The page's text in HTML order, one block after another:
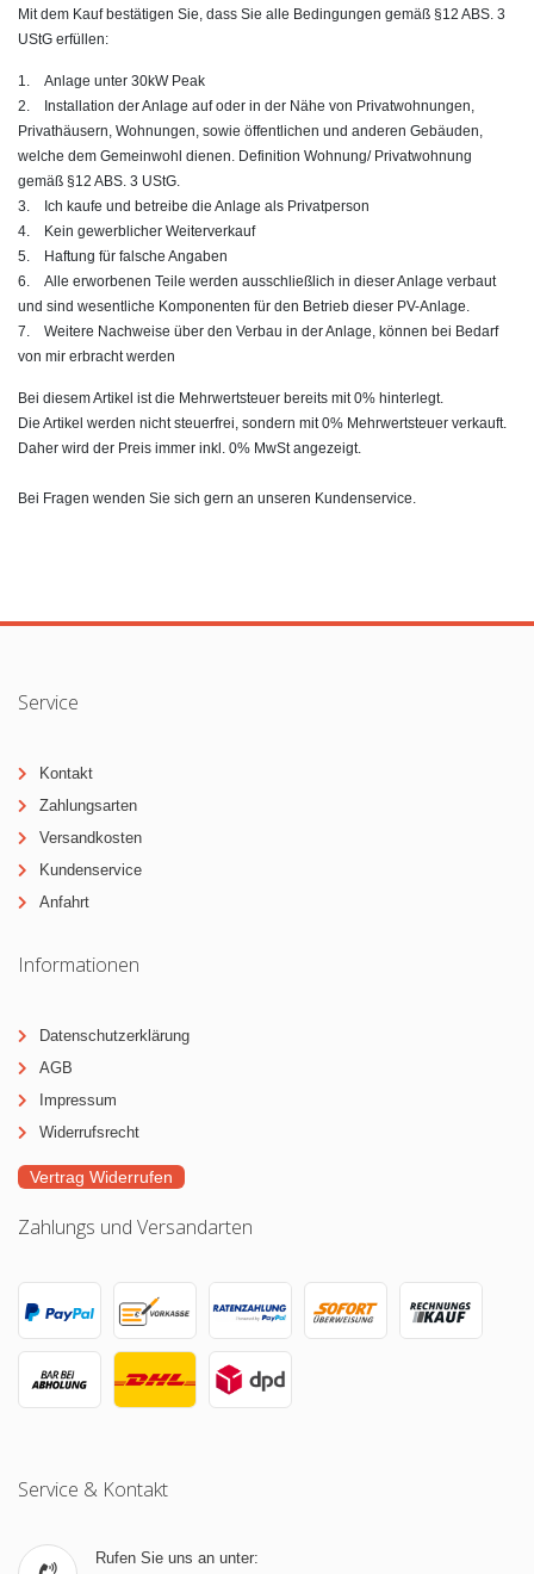
Mit dem Kauf bestätigen Sie, dass Sie alle Bedingungen gemäß §12 ABS. 3
UStG erfüllen:
1. Anlage unter 30kW Peak
2. Installation der Anlage auf oder in der Nähe von Privatwohnungen,
Privathäusern, Wohnungen, sowie öffentlichen und anderen Gebäuden,
welche dem Gemeinwohl dienen. Definition Wohnung/ Privatwohnung
gemäß §12 ABS. 3 UStG.
3. Ich kaufe und betreibe die Anlage als Privatperson
4. Kein gewerblicher Weiterverkauf
5. Haftung für falsche Angaben
6. Alle erworbenen Teile werden ausschließlich in dieser Anlage verbaut
und sind wesentliche Komponenten für den Betrieb dieser PV-Anlage.
7. Weitere Nachweise über den Verbau in der Anlage, können bei Bedarf
von mir erbracht werden
Bei diesem Artikel ist die Mehrwertsteuer bereits mit 0% hinterlegt.
Die Artikel werden nicht steuerfrei, sondern mit 0% Mehrwertsteuer verkauft.
Daher wird der Preis immer inkl. 0% MwSt angezeigt.
Bei Fragen wenden Sie sich gern an unseren Kundenservice.
Service
Kontakt
Zahlungsarten
Versandkosten
Kundenservice
Anfahrt
Informationen
Datenschutzerklärung
AGB
Impressum
Widerrufsrecht
Vertrag Widerrufen
Zahlungs und Versandarten
Service & Kontakt
Rufen Sie uns an unter: